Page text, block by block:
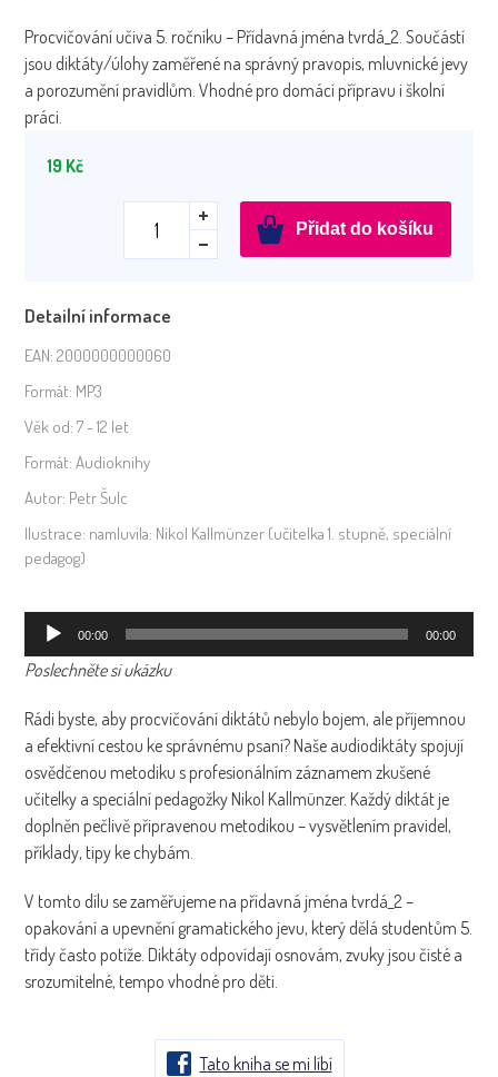
Procvičování učiva 5. ročníku – Přídavná jména tvrdá_2. Součástí
jsou diktáty/úlohy zaměřené na správný pravopis, mluvnické jevy
a porozumění pravidlům. Vhodné pro domácí přípravu i školní
práci.
19 Kč
AudioDiktáty
jména
tvrdá_2
Přidat do košíku
Detailní informace
EAN: 2000000000060
Formát: MP3
Věk od: 7 - 12 let
Formát: Audioknihy
Autor: Petr Šulc
Ilustrace: namluvila: Nikol Kallmünzer (učitelka 1. stupně, speciální
pedagog)
Audio
00:00 00:00
Poslechněte si ukázku
Rádi byste, aby procvičování diktátů nebylo bojem, ale příjemnou
a efektivní cestou ke správnému psaní? Naše audiodiktáty spojují
osvědčenou metodiku s profesionálním záznamem zkušené
učitelky a speciální pedagožky Nikol Kallmünzer. Každý diktát je
doplněn pečlivě připravenou metodikou – vysvětlením pravidel,
příklady, tipy ke chybám.
V tomto dílu se zaměřujeme na přídavná jména tvrdá_2 –
opakování a upevnění gramatického jevu, který dělá studentům 5.
třídy často potíže. Diktáty odpovídají osnovám, zvuky jsou čisté a
srozumitelné, tempo vhodné pro děti.
Tato kniha se mi líbí